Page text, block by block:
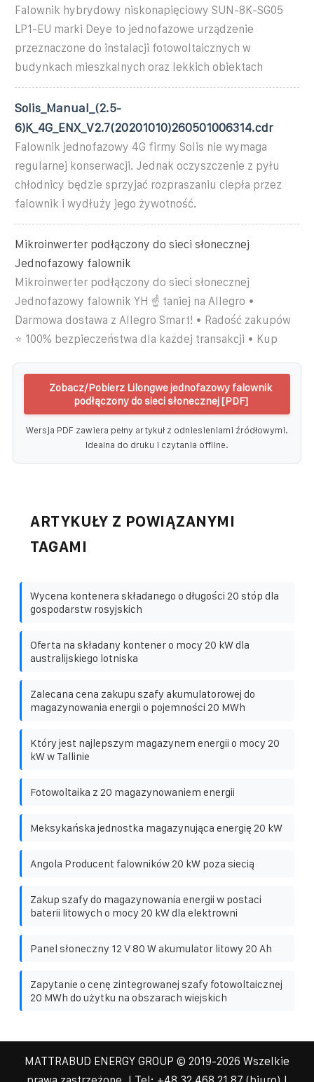
Falownik hybrydowy niskonapięciowy SUN-8K-SG05
LP1-EU marki Deye to jednofazowe urządzenie
przeznaczone do instalacji fotowoltaicznych w
budynkach mieszkalnych oraz lekkich obiektach
Solis_Manual_(2.5-
6)K_4G_ENX_V2.7(20201010)260501006314.cdr
Falownik jednofazowy 4G firmy Solis nie wymaga
regularnej konserwacji. Jednak oczyszczenie z pyłu
chłodnicy będzie sprzyjać rozpraszaniu ciepła przez
falownik i wydłuży jego żywotność.
Mikroinwerter podłączony do sieci słonecznej
Jednofazowy falownik
Mikroinwerter podłączony do sieci słonecznej
Jednofazowy falownik YH ☝ taniej na Allegro •
Darmowa dostawa z Allegro Smart! • Radość zakupów
⭐ 100% bezpieczeństwa dla każdej transakcji • Kup
Zobacz/Pobierz Lilongwe jednofazowy falownik
podłączony do sieci słonecznej [PDF]
Wersja PDF zawiera pełny artykuł z odniesieniami źródłowymi.
Idealna do druku i czytania offline.
ARTYKUŁY Z POWIĄZANYMI
TAGAMI
Wycena kontenera składanego o długości 20 stóp dla
gospodarstw rosyjskich
Oferta na składany kontener o mocy 20 kW dla
australijskiego lotniska
Zalecana cena zakupu szafy akumulatorowej do
magazynowania energii o pojemności 20 MWh
Który jest najlepszym magazynem energii o mocy 20
kW w Tallinie
Fotowoltaika z 20 magazynowaniem energii
Meksykańska jednostka magazynująca energię 20 kW
Angola Producent falowników 20 kW poza siecią
Zakup szafy do magazynowania energii w postaci
baterii litowych o mocy 20 kW dla elektrowni
Panel słoneczny 12 V 80 W akumulator litowy 20 Ah
Zapytanie o cenę zintegrowanej szafy fotowoltaicznej
20 MWh do użytku na obszarach wiejskich
MATTRABUD ENERGY GROUP © 2019-2026 Wszelkie